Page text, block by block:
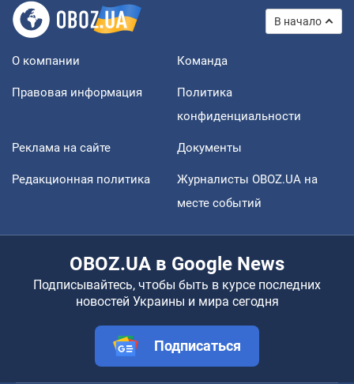
В начало
О компании Команда
Правовая информация
Политика
конфиденциальности
Реклама на сайте Документы
Редакционная политика
Журналисты OBOZ.UA на
месте событий
OBOZ.UA в Google News
Подписывайтесь, чтобы быть в курсе последних
новостей Украины и мира сегодня
Подписаться